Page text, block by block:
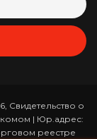
Свидетельство о
| Юр.адрес:
реестре